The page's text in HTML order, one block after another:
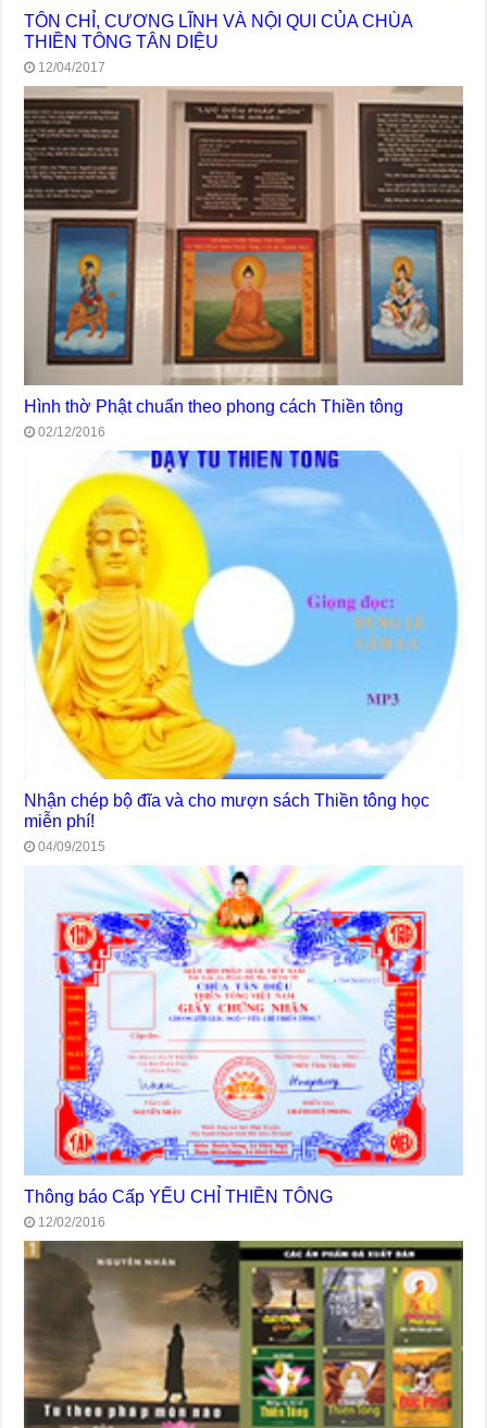
TÔN CHỈ, CƯƠNG LĨNH VÀ NỘI QUI CỦA CHÙA
THIỀN TÔNG TÂN DIỆU
12/04/2017
Hình thờ Phật chuẩn theo phong cách Thiền tông
02/12/2016
Nhận chép bộ đĩa và cho mượn sách Thiền tông học
miễn phí!
04/09/2015
Thông báo Cấp YẾU CHỈ THIỀN TÔNG
12/02/2016